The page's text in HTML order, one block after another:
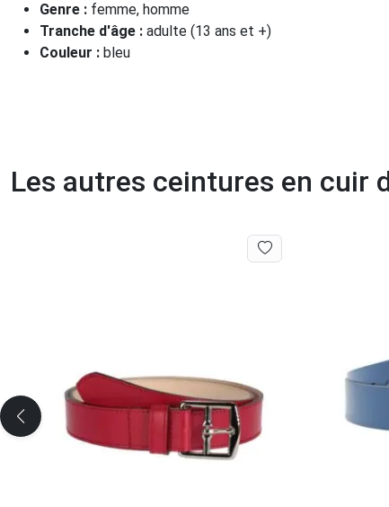
Genre : femme, homme
Tranche d'âge : adulte (13 ans et +)
Couleur : bleu
Les autres ceintures en cuir